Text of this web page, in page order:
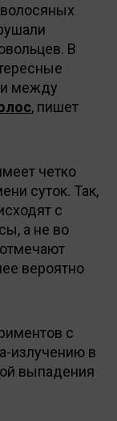
В
между
, пишет
четко
суток. Так,
с
а не во
вероятно
с
излучению в
выпадения